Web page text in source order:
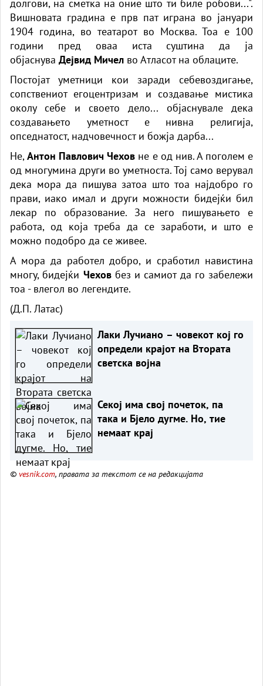
долгови, на сметка на оние што ти биле робови...".
Вишновата градина е прв пат играна во јануари
1904 година, во театарот во Москва. Тоа е 100
години пред оваа иста суштина да ја
објаснува Дејвид Мичел во Атласот на облаците.
Постојат уметници кои заради себевоздигање,
сопствениот егоцентризам и создавање мистика
околу себе и своето дело... објаснувале дека
создавањето уметност е нивна религија,
опседнатост, надчовечност и божја дарба...
Не,Антон Павлович Чехов не е од нив. А поголем е
од многумина други во уметноста. Тој само верувал
дека мора да пишува затоа што тоа најдобро го
прави, иако имал и други можности бидејќи бил
лекар по образование. За него пишувањето е
работа, од која треба да се заработи, и што е
можно подобро да се живее.
А мора да работел добро, и сработил навистина
многу, бидејќи Чеховбез и самиот да го забележи
тоа - влегол во легендите.
(Д.П. Латас)
Лаки Лучиано – човекот кој го
определи крајот на Втората
светска војна
Секој има свој почеток, па
така и Бјело дугме. Но, тие
немаат крај
© vesnik.com, правата за текстот се на редакцијата